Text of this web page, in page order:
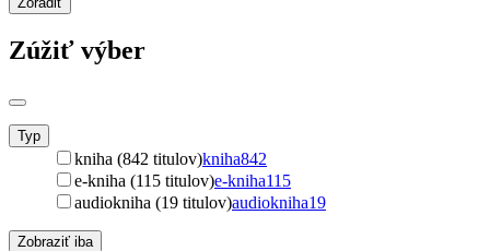
Zúžiť výber
Typ
kniha (842 titulov)kniha842
e-kniha (115 titulov)e-kniha115
audiokniha (19 titulov)audiokniha19
Zobraziť iba